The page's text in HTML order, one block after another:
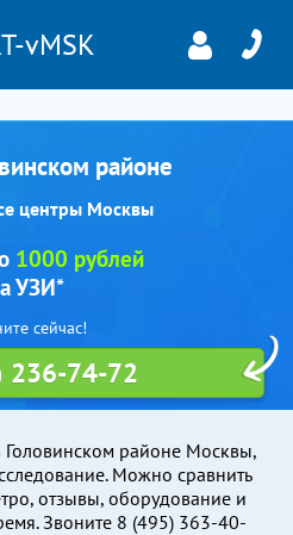
vMSK
районе
центры Москвы
районе Москвы,
Можно сравнить
отзывы, оборудование и
Звоните 8 (495) 363-40-
1000 рублей
УЗИ*
сейчас!
236-74-72